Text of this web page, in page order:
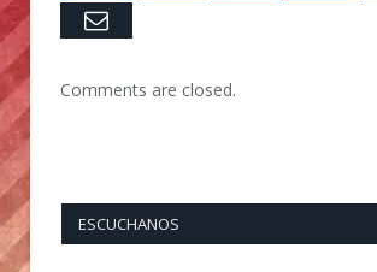
Email
Comments are closed.
ESCUCHANOS